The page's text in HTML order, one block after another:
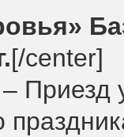
[/center]
– Приезд